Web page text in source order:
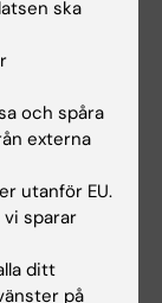
PreludeDx
är
ska
och spåra
externa
utanför EU.
sparar
ditt
på